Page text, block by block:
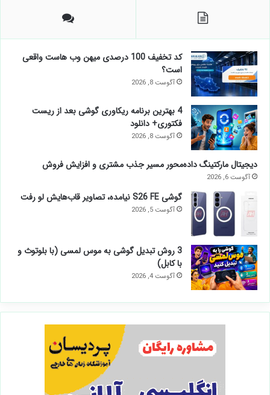
کد تخفیف 100 درصدی میهن وب هاست واقعی
است؟
آگوست 8, 2026
4 بهترین برنامه ریکاوری گوشی بعد از ریست
فکتوری+ دانلود
آگوست 8, 2026
دیجیتال مارکتینگ داده‌محور مسیر جذب مشتری و افزایش فروش
آگوست 6, 2026
گوشی S26 FE نیامده، تصاویر قاب‌هایش لو رفت
آگوست 5, 2026
3 روش تبدیل گوشی به موس لمسی (با بلوتوث و
با کابل)
آگوست 4, 2026